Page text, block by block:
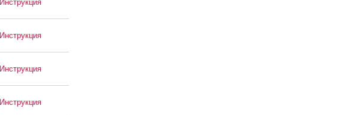
Инструкция
Инструкция
Инструкция
Инструкция